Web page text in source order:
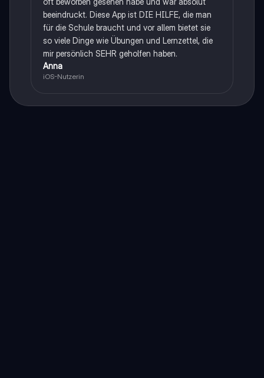
beeindruckt. Diese App ist DIE HILFE, die man
für die Schule braucht und vor allem bietet sie
so viele Dinge wie Übungen und Lernzettel, die
mir persönlich SEHR geholfen haben.
Anna
iOS-Nutzerin